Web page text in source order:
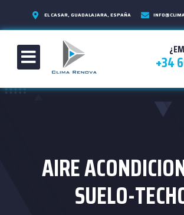
EL CASAR, GUADALAJARA, ESPAÑA
+34
AIRE
SUELO-